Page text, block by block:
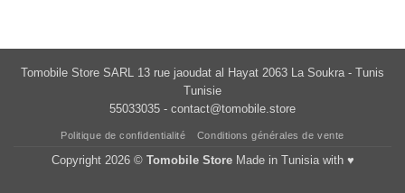
Tomobile Store SARL 13 rue jaoudat al Hayat 2063 La Soukra - Tunis
Tunisie
55033035 - contact@tomobile.store
Politique de confidentialité Conditions générales de vente
Copyright 2026 © Tomobile StoreMade in Tunisia with ♥